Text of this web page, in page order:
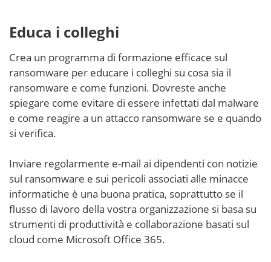
Educa i colleghi
Crea un programma di formazione efficace sul
ransomware per educare i colleghi su cosa sia il
ransomware e come funzioni. Dovreste anche
spiegare come evitare di essere infettati dal malware
e come reagire a un attacco ransomware se e quando
si verifica.
Inviare regolarmente e-mail ai dipendenti con notizie
sul ransomware e sui pericoli associati alle minacce
informatiche è una buona pratica, soprattutto se il
flusso di lavoro della vostra organizzazione si basa su
strumenti di produttività e collaborazione basati sul
cloud come Microsoft Office 365.